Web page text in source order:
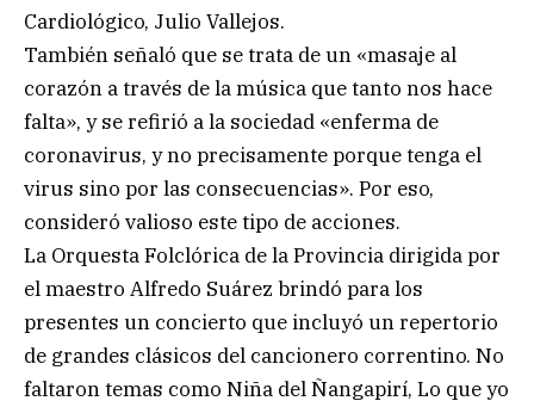
Cardiológico, Julio Vallejos.
También señaló que se trata de un «masaje al
corazón a través de la música que tanto nos hace
falta», y se refirió a la sociedad «enferma de
coronavirus, y no precisamente porque tenga el
virus sino por las consecuencias». Por eso,
consideró valioso este tipo de acciones.
La Orquesta Folclórica de la Provincia dirigida por
el maestro Alfredo Suárez brindó para los
presentes un concierto que incluyó un repertorio
de grandes clásicos del cancionero correntino. No
faltaron temas como Niña del Ñangapirí, Lo que yo